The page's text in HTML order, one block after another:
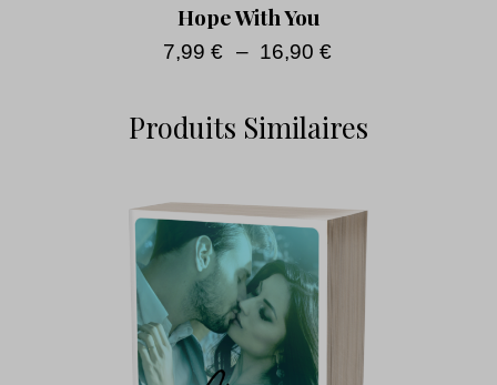
Hope With You
7,99 € – 16,90 €
Produits Similaires